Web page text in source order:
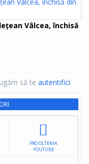
Vâlcea, închisă
să te autentifici.
PRO OLTENIA
YOUTUBE